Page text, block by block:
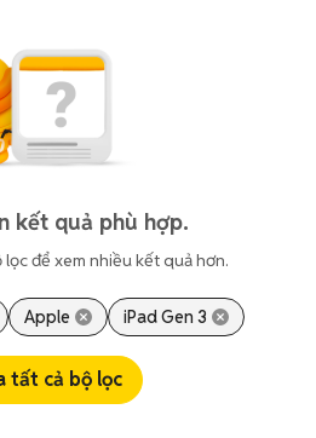
kết quả phù hợp.
để xem nhiều kết quả hơn.
Apple iPad Gen 3
tất cả bộ lọc